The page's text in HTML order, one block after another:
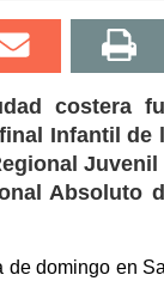
costera
Infantil de
Juvenil
Absoluto
de domingo en